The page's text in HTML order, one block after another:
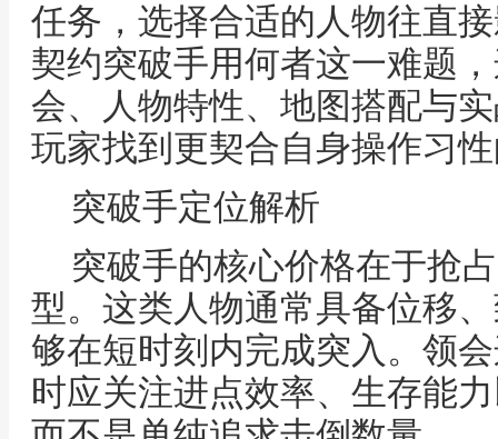
任务，选择合适的人物往直
契约突破手用何者这一难题
会、人物特性、地图搭配与
玩家找到更契合自身操作习
突破手定位解析
突破手的核心价格在于抢
型。这类人物通常具备位移
够在短时刻内完成突入。领
时应关注进点效率、生存能